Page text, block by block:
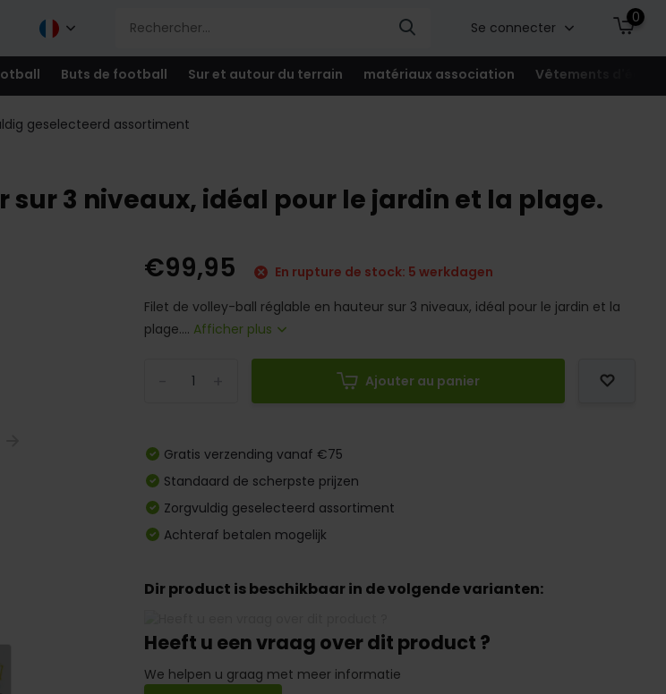
Se connecter
0
Buts de football Sur et autour du terrain matériaux association Vêtements
geselecteerd assortiment
3 niveaux, idéal pour le jardin et la plage.
€99,95
En rupture de stock: 5 werkdagen
Filet de volley-ball réglable en hauteur sur 3 niveaux, idéal pour le jardin et la
plage.... Afficher plus
Ajouter au panier
Gratis verzending vanaf €75
Standaard de scherpste prijzen
Zorgvuldig geselecteerd assortiment
Achteraf betalen mogelijk
Dir product is beschikbaar in de volgende varianten:
Heeft u een vraag over dit product ?
We helpen u graag met meer informatie